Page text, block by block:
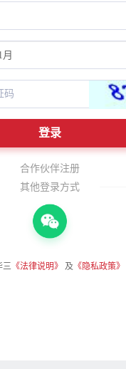
合作伙伴注册
其他登录方式
三《法律说明》 及 《隐私政策》